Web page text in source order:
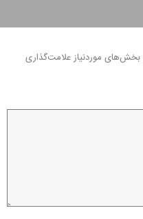
بخش‌های موردنیاز علامت‌گذاری